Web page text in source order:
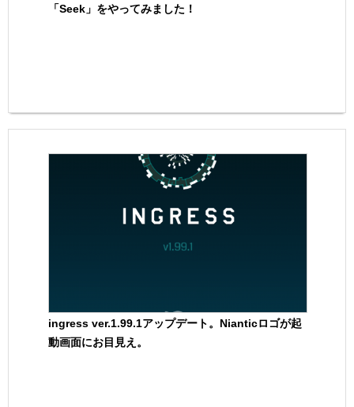
「Seek」をやってみました！
ingress ver.1.99.1アップデート。Nianticロゴが起
動画面にお目見え。